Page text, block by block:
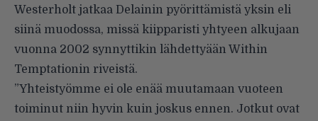
Westerholt jatkaa Delainin pyörittämistä yksin eli
siinä muodossa, missä kiipparisti yhtyeen alkujaan
vuonna 2002 synnyttikin lähdettyään Within
Temptationin riveistä.
”Yhteistyömme ei ole enää muutamaan vuoteen
toiminut niin hyvin kuin joskus ennen. Jotkut ovat